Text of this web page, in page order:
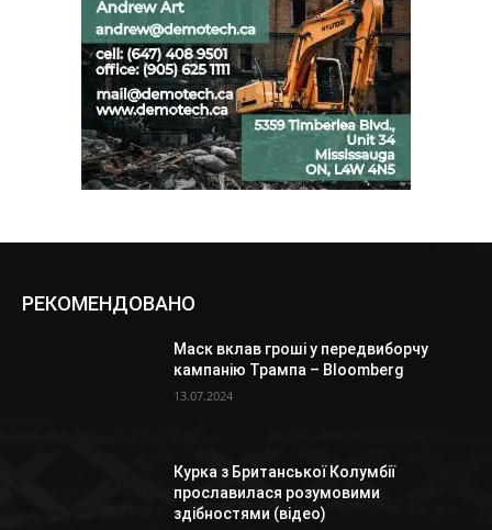
РЕКОМЕНДОВАНО
Маск вклав гроші у передвиборчу
кампанію Трампа – Bloomberg
13.07.2024
Курка з Британської Колумбії
прославилася розумовими
здібностями (відео)